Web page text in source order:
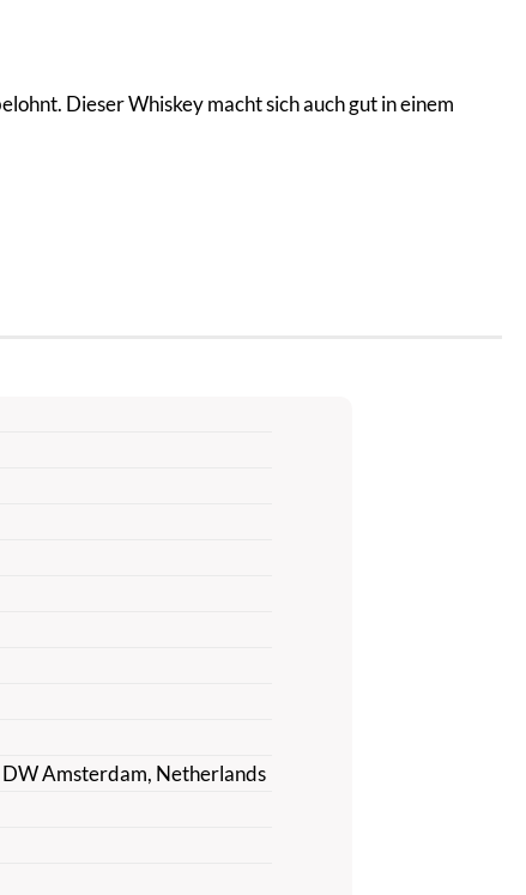
Dieser Whiskey macht sich auch gut in einem
Amsterdam, Netherlands